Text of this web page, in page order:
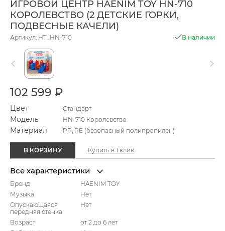
ИГРОВОЙ ЦЕНТР HAENIM TOY HN-710
КОРОЛЕВСТВО (2 ДЕТСКИЕ ГОРКИ,
ПОДВЕСНЫЕ КАЧЕЛИ)
Артикул: HT_HN-710 В наличии
102 599 ₽
Цвет Стандарт
Модель HN-710 Королевство
Материал PP, PE (безопасный полипропилен)
В КОРЗИНУ Купить в 1 клик
Все характеристики
Бренд
HAENIM TOY
Музыка
Нет
Опускающаяся
передняя стенка
Нет
Возраст
от 2 до 6 лет